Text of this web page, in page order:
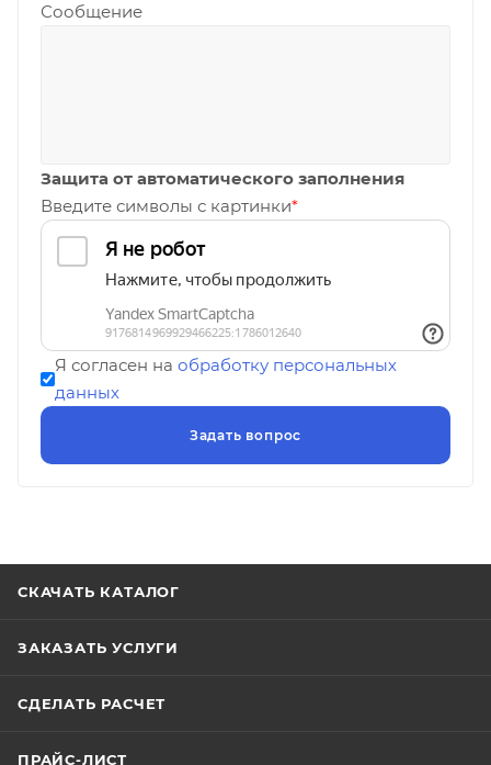
Сообщение
Защита от автоматического заполнения
Введите символы с картинки*
Я согласен на обработку персональных
данных
СКАЧАТЬ КАТАЛОГ
ЗАКАЗАТЬ УСЛУГИ
СДЕЛАТЬ РАСЧЕТ
ПРАЙС-ЛИСТ